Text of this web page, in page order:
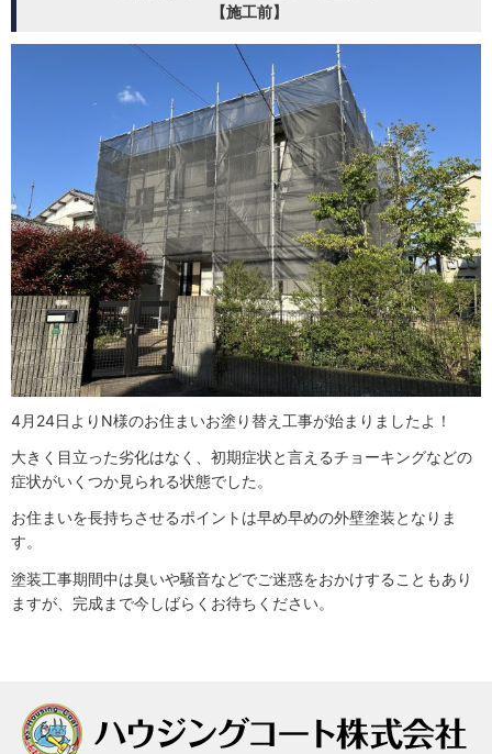
【施工前】
4月24日よりN様のお住まいお塗り替え工事が始まりましたよ！
大きく目立った劣化はなく、初期症状と言えるチョーキングなどの
症状がいくつか見られる状態でした。
お住まいを長持ちさせるポイントは早め早めの外壁塗装となりま
す。
塗装工事期間中は臭いや騒音などでご迷惑をおかけすることもあり
ますが、完成まで今しばらくお待ちください。